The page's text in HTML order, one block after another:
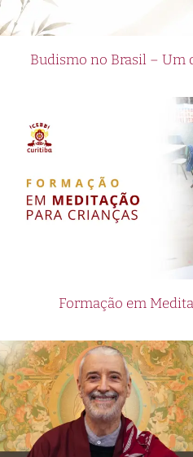
Budismo no Brasil – Um
Formação em